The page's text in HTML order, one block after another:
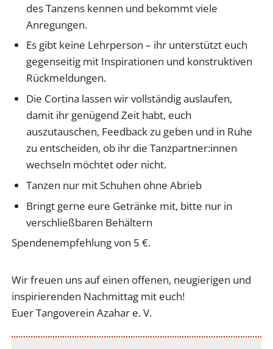
des Tanzens kennen und bekommtviele
Anregungen.
Es gibt keine Lehrperson – ihr unterstützt euch
gegenseitig mit Inspirationen und konstruktiven
Rückmeldungen.
Die Cortina lassen wir vollständig auslaufen,
damit ihr genügend Zeit habt, euch
auszutauschen, Feedback zu geben und in Ruhe
zu entscheiden, ob ihr die Tanzpartner:innen
wechseln möchtet oder nicht.
Tanzen nur mitSchuhen ohne Abrieb
Bringt gerne eure Getränke mit, bitte nur in
verschließbaren Behältern
Spendenempfehlung von 5 €.
Wir freuen uns auf einen offenen, neugierigen und
inspirierenden Nachmittag mit euch!
Euer Tangoverein Azahar e. V.